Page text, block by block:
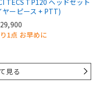
ヤーピース + PTT)
1点 お早めに
見る